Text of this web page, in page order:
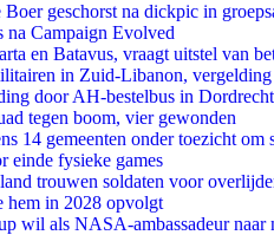
geschorst na dickpic in
na Campaign Evolved
en Batavus, vraagt uitstel van
in Zuid-Libanon, vergelding
door AH-bestelbus in Dordrecht
tegen boom, vier gewonden
14 gemeenten onder toezicht om
einde fysieke games
trouwen soldaten voor
hem in 2028 opvolgt
wil als NASA-ambassadeur naar